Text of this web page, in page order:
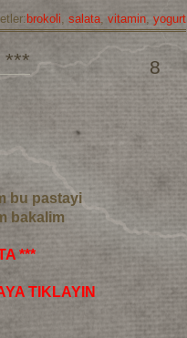
brokoli, salata, vitamin, yogurt
8
***
bu pastayi
bakalim
***
TIKLAYIN